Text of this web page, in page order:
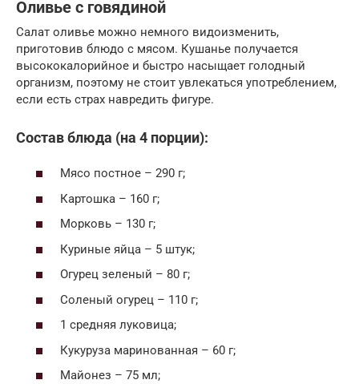
Оливье с говядиной
Салат оливье можно немного видоизменить,
приготовив блюдо с мясом. Кушанье получается
высококалорийное и быстро насыщает голодный
организм, поэтому не стоит увлекаться употреблением,
если есть страх навредить фигуре.
Состав блюда (на 4 порции):
Мясо постное – 290 г;
Картошка – 160 г;
Морковь – 130 г;
Куриные яйца – 5 штук;
Огурец зеленый – 80 г;
Соленый огурец – 110 г;
1 средняя луковица;
Кукуруза маринованная – 60 г;
Майонез – 75 мл;